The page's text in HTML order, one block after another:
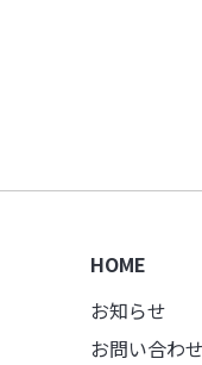
HOME
お知らせ
お問い合わせ